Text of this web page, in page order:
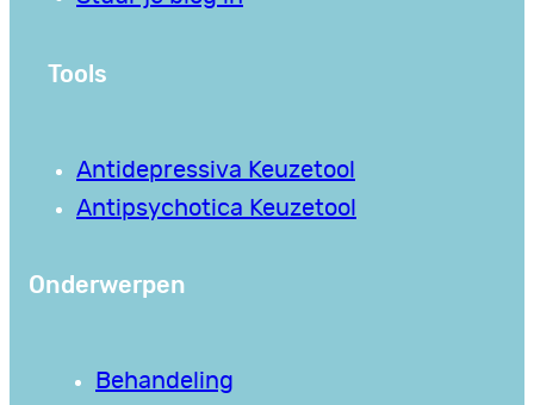
Tools
Antidepressiva Keuzetool
Antipsychotica Keuzetool
Onderwerpen
Behandeling